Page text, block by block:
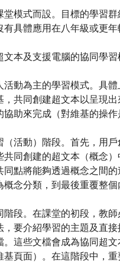
模式而設。目標的學習
具體應用在八年級或更
文本及支援電腦的協同學
活動為主的學習模式。具
，共同創建超文本以呈現
助來完成（對維基的操
（活動）階段。首先，用
同創建的超文本（概念
同點將能夠透過概念之間
念分類，到最後重覆整
階段。在課堂的初段，教
，要介紹學習的主題及直
這些文檔會成為協同超
頁面）。在這階段中，